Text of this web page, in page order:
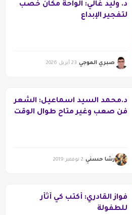
د. وليد غالي: الواحة مكانٌ خصب
لتفجير الإبداع
صبري الموجي 23 أبريل 2026
د.محمد السيد اسماعيل: الشعر
فن صعب وغير متاح طوال الوقت
رشا حسني 2 نوفمبر 2019
فواز القادري: أكتب كي أثأر
للطفولة